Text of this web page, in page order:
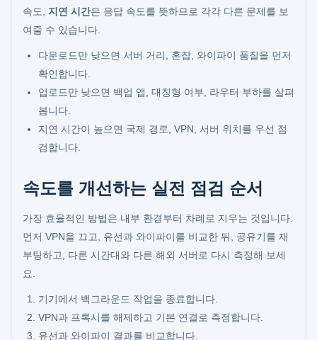
속도, 지연 시간은 응답 속도를 뜻하므로 각각 다른 문제를 보
여줄 수 있습니다.
다운로드만 낮으면 서버 거리, 혼잡, 와이파이 품질을 먼저
확인합니다.
업로드만 낮으면 백업 앱, 대칭형 여부, 라우터 부하를 살펴
봅니다.
지연 시간이 높으면 국제 경로, VPN, 서버 위치를 우선 점
검합니다.
속도를 개선하는 실전 점검 순서
가장 효율적인 방법은 내부 환경부터 차례로 지우는 것입니다.
먼저 VPN을 끄고, 유선과 와이파이를 비교한 뒤, 공유기를 재
부팅하고, 다른 시간대와 다른 해외 서버로 다시 측정해 보세
요.
기기에서 백그라운드 작업을 종료합니다.
VPN과 프록시를 해제하고 기본 연결로 측정합니다.
유선과 와이파이 결과를 비교합니다.